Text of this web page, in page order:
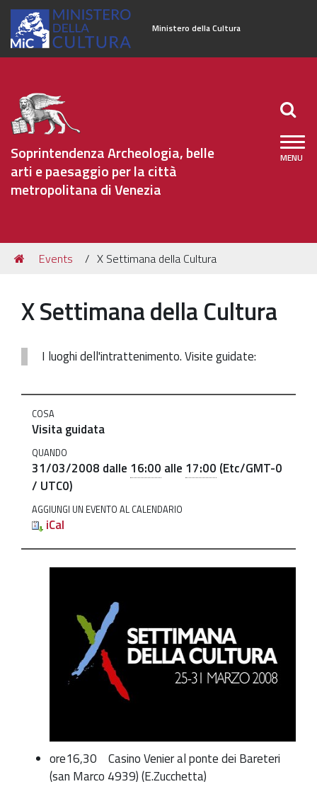
Ministero della Cultura
Soprintendenza Archeologia, belle
arti e paesaggio per la città
metropolitana di Venezia
Sezioni
Organizzazione
Patrimonio Architettonico
Ufficio Esportazione
Ufficio Tutela
Contatti
Tu
sei
Events X Settimana della Cultura
X Settimana della Cultura
I luoghi dell'intrattenimento. Visite guidate:
settimana-
della-
cultura-
10
Settimana
della
Cultura
2008-
31T16:00:00+00:00
31T17:00:00+00:00
guidate:
COSA
Visita guidata
QUANDO
31/03/2008 dalle 16:00 alle 17:00 (Etc/GMT-0
/ UTC0)
AGGIUNGI UN EVENTO AL CALENDARIO
iCal
ore16,30 Casino Venier al ponte dei Bareteri
(san Marco 4939) (E.Zucchetta)